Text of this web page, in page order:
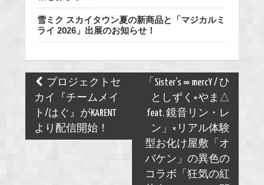
雪ミク スカイタウン夏の新商品と「マジカルミ
ライ 2026」出展のお知らせ！
Post
navigation
プロジェクトセ
カイ『チームメイ
ト/はぐ』がKARENT
より配信開始！
「Sister’s ∞ mercY / ひ
としずく×やま△
feat. 鏡音リン・レ
ン」×リアル体験
型お化け屋敷「オ
バケン」の異色の
コラボ「狂気の紅